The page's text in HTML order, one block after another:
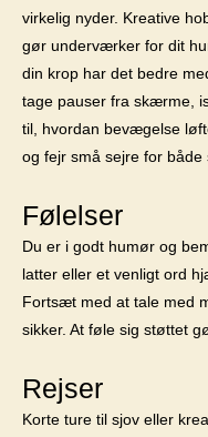
virkelig nyder. Kreative
gør underværker for dit
din krop har det bedre
tage pauser fra skærme,
til, hvordan bevægelse
og fejr små sejre for både
Følelser
Du er i godt humør og
latter eller et venligt ord
Fortsæt med at tale med
sikker. At føle sig støttet
Rejser
Korte ture til sjov eller